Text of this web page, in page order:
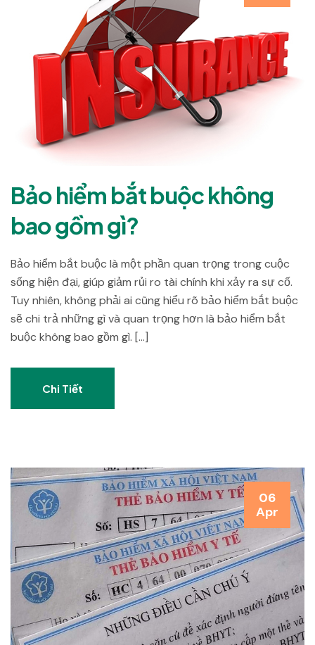
Bảo hiểm bắt buộc không
bao gồm gì?
Bảo hiểm bắt buộc là một phần quan trọng trong cuộc
sống hiện đại, giúp giảm rủi ro tài chính khi xảy ra sự cố.
Tuy nhiên, không phải ai cũng hiểu rõ bảo hiểm bắt buộc
sẽ chi trả những gì và quan trọng hơn là bảo hiểm bắt
buộc không bao gồm gì. […]
Chi Tiết
06
Apr